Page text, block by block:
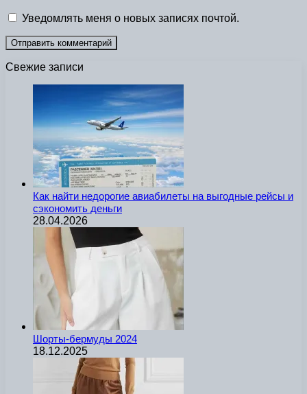
Уведомлять меня о новых записях почтой.
Свежие записи
Как найти недорогие авиабилеты на выгодные рейсы и
сэкономить деньги
28.04.2026
Шорты-бермуды 2024
18.12.2025